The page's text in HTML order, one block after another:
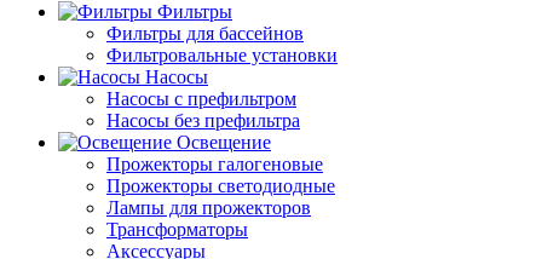
Фильтры
Фильтры для бассейнов
Фильтровальные установки
Насосы
Насосы с префильтром
Насосы без префильтра
Освещение
Прожекторы галогеновые
Прожекторы светодиодные
Лампы для прожекторов
Трансформаторы
Аксессуары